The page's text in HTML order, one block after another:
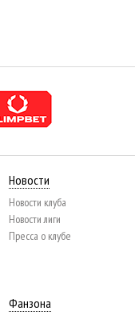
Новости
Новости клуба
Новости лиги
Пресса о клубе
Фанзона